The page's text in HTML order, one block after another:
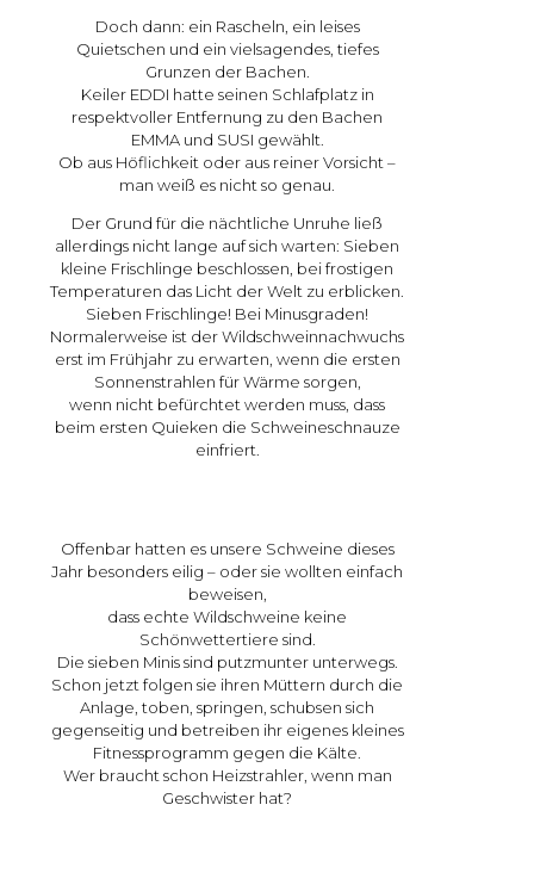
Doch dann: ein Rascheln, ein leises
Quietschen und ein vielsagendes, tiefes
Grunzen der Bachen.
Keiler EDDI hatte seinen Schlafplatz in
respektvoller Entfernung zu den Bachen
EMMA und SUSI gewählt.
Ob aus Höflichkeit oder aus reiner Vorsicht –
man weiß es nicht so genau.
Der Grund für die nächtliche Unruhe ließ
allerdings nicht lange auf sich warten: Sieben
kleine Frischlinge beschlossen, bei frostigen
Temperaturen das Licht der Welt zu erblicken.
Sieben Frischlinge! Bei Minusgraden!
Normalerweise ist der Wildschweinnachwuchs
erst im Frühjahr zu erwarten, wenn die ersten
Sonnenstrahlen für Wärme sorgen,
wenn nicht befürchtet werden muss, dass
beim ersten Quieken die Schweineschnauze
einfriert.
Offenbar hatten es unsere Schweine dieses
Jahr besonders eilig – oder sie wollten einfach
beweisen,
dass echte Wildschweine keine
Schönwettertiere sind.
Die sieben Minis sind putzmunter unterwegs.
Schon jetzt folgen sie ihren Müttern durch die
Anlage, toben, springen, schubsen sich
gegenseitig und betreiben ihr eigenes kleines
Fitnessprogramm gegen die Kälte.
Wer braucht schon Heizstrahler, wenn man
Geschwister hat?